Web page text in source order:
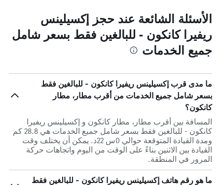
الأسئلة الشائعة عند حجز إكسيلينس
ريفيرا كانكون - للبالغين فقط بسعر شامل
جميع الخدمات
ما مدى قرب إكسيلينس ريفيرا كانكون - للبالغين فقط
بسعر شامل جميع الخدمات من أقرب مطار، مطار
كانكون؟
المسافة بين أقرب مطار، مطار كانكون و إكسيلينس ريفيرا
كانكون - للبالغين فقط بسعر شامل جميع الخدمات هي 28.8 كم
ومدة القيادة المتوقعة حوالي 0س 22د. يمكن أن يختلف وقت
القيادة بين الاثنين بناءً على الوقت من اليوم واتجاهات حركة
المرور في المنطقة.
ما هو رقم هاتف إكسيلينس ريفيرا كانكون - للبالغين فقط